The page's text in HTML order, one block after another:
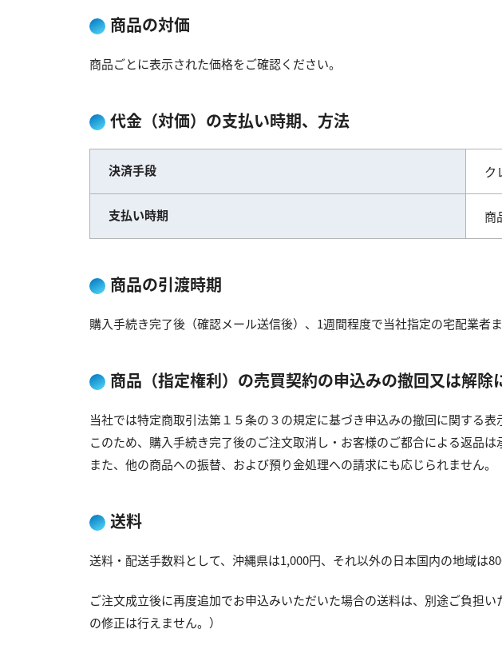
商品の対価
商品ごとに表示された価格をご確認ください。
代金（対価）の支払い時期、方法
決済手段 ク
支払い時期 商
商品の引渡時期
購入手続き完了後（確認メール送信後）、1週間程度で当社指定の宅配業者
商品（指定権利）の売買契約の申込みの撤回又は解除
当社では特定商取引法第１５条の３の規定に基づき申込みの撤回に関する表
このため、購入手続き完了後のご注文取消し・お客様のご都合による返品は
また、他の商品への振替、および預り金処理への請求にも応じられません。
送料
送料・配送手数料として、沖縄県は1,000円、それ以外の日本国内の地域は
ご注文成立後に再度追加でお申込みいただいた場合の送料は、別途ご負担
の修正は行えません。）